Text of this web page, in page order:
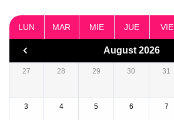
LUN MAR MIE JUE VIE
August 2026
27 28 29 30 31
3 4 5 6 7